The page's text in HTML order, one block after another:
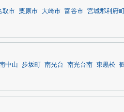
取市 栗原市 大崎市 富谷市 宮城郡利府町
中山 歩坂町 南光台 南光台南 東黒松